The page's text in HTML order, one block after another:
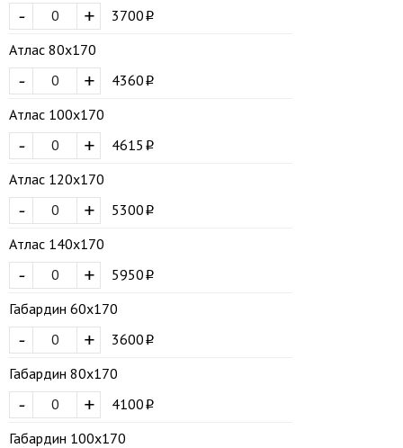
+
-
3700
Атлас 80х170
+
-
4360
Атлас 100х170
+
-
4615
Атлас 120х170
+
-
5300
Атлас 140х170
+
-
5950
Габардин 60х170
+
-
3600
Габардин 80х170
+
-
4100
Габардин 100х170